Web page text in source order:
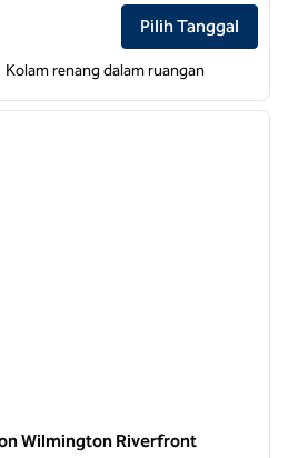
Inn Wilmington Downtown
Pilih Tanggal
Kolam renang dalam ruangan
Wilmington Riverfront